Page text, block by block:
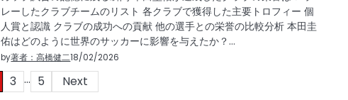
レーしたクラブチームのリスト 各クラブで獲得した主要トロフィー 個
人賞と認識 クラブの成功への貢献 他の選手との栄誉の比較分析 本田圭
佑はどのように世界のサッカーに影響を与えたか？…
by著者：高橋健二18/02/2026
3 … 5 Next